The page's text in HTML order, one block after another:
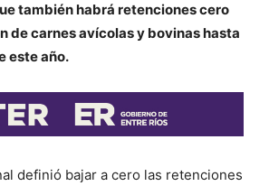
también habrá retenciones cero
de carnes avícolas y bovinas hasta
este año.
definió bajar a cero las retenciones